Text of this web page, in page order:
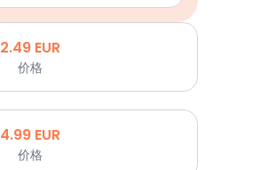
2.49 EUR
价格
4.99 EUR
价格